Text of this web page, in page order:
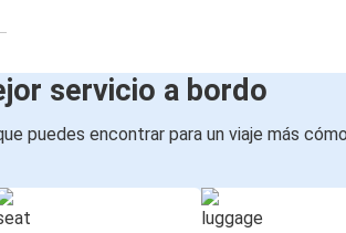
servicio a bordo
puedes encontrar para un viaje más